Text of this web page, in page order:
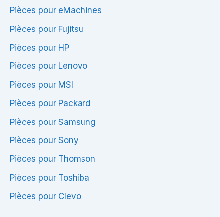
Pièces pour eMachines
Pièces pour Fujitsu
Pièces pour HP
Pièces pour Lenovo
Pièces pour MSI
Pièces pour Packard
Pièces pour Samsung
Pièces pour Sony
Pièces pour Thomson
Pièces pour Toshiba
Pièces pour Clevo